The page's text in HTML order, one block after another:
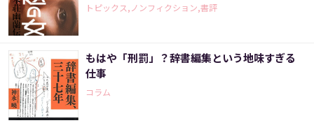
トピックス,ノンフィクション,書評
もはや「刑罰」？辞書編集という地味すぎる
仕事
コラム